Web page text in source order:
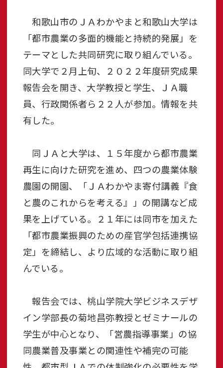
和歌山市のＪＡわかやまと和歌山大学は
「都市農業の多面的機能と持続的発展」を
テーマとした共同研究に取り組んでいる。
同大学で２月上旬、２０２２年度研究成果
報告会を開き、大学教授と学生、ＪＡ職
員、行政関係者ら２２人が参加。情報を共
有した。
同ＪＡと大学は、１５年度から都市農業
再生に向けた研究を進め、四つの農業体験
農園の開園、「ＪＡわかやま寄付講義『食
と農のこれからを考える』」の開講など成
果を上げている。２１年には同市を加えた
「都市農業振興のための産官学包括連携協
定」を締結し、より広域的な活動に取り組
んでいる。
報告会では、桃山学院大学ビジネスデザ
イン学部長の菊地昌弥教授とゼミナールの
学生が中心となり、「営農指導事業」の協
同農業普及事業との関連性や補完の可能